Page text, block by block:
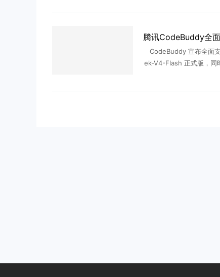
CodeBuddy 宣布全面
ek-V4-Flash 正式版，同